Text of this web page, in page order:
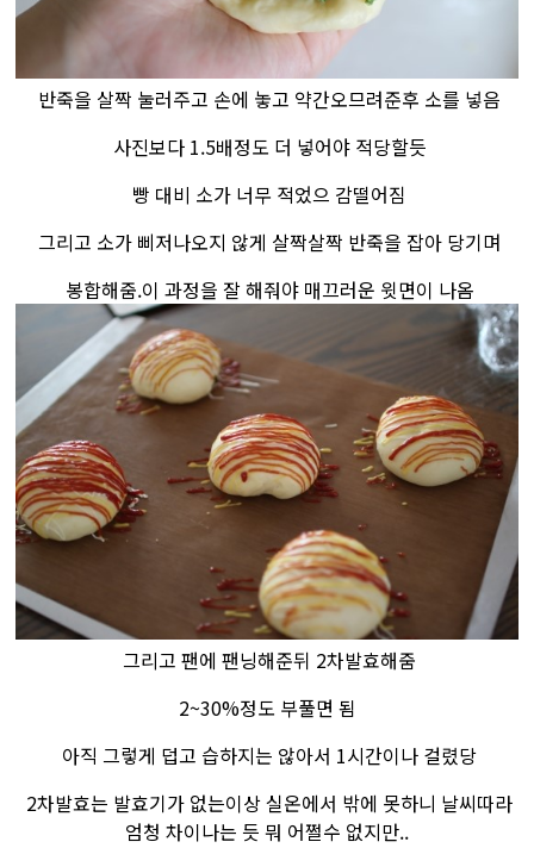
반죽을 살짝 눌러주고 손에 놓고 약간오므려준후 소를 넣음
사진보다 1.5배정도 더 넣어야 적당할듯
빵 대비 소가 너무 적었으 감떨어짐
그리고 소가 삐저나오지 않게 살짝살짝 반죽을 잡아 당기며
봉합해줌.이 과정을 잘 해줘야 매끄러운 윗면이 나옴
그리고 팬에 팬닝해준뒤 2차발효해줌
2~30%정도 부풀면 됨
아직 그렇게 덥고 습하지는 않아서 1시간이나 걸렸당
2차발효는 발효기가 없는이상 실온에서 밖에 못하니 날씨따라
엄청 차이나는 듯 뭐 어쩔수 없지만..